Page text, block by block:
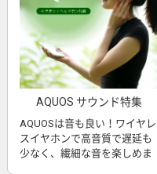
AQUOS サウンド特集
AQUOSは音も良い！ワイヤレ
スイヤホンで高音質で遅延も
少なく、繊細な音を楽しめま